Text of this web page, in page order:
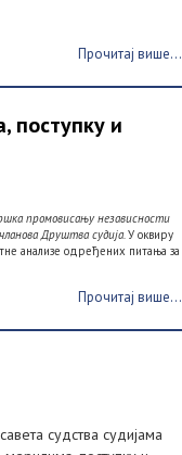
Прочитај више...
поступку и
промовисању независности
Друштва судија.У оквиру
анализе одређених питања за
Прочитај више...
судства судијама